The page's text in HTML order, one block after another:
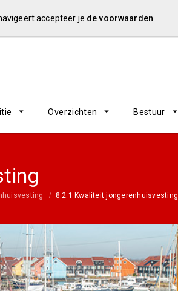
Overzichten Bestuur
8.2.1 Kwaliteit jongerenhuisvesting
accepteer je de voorwaarden